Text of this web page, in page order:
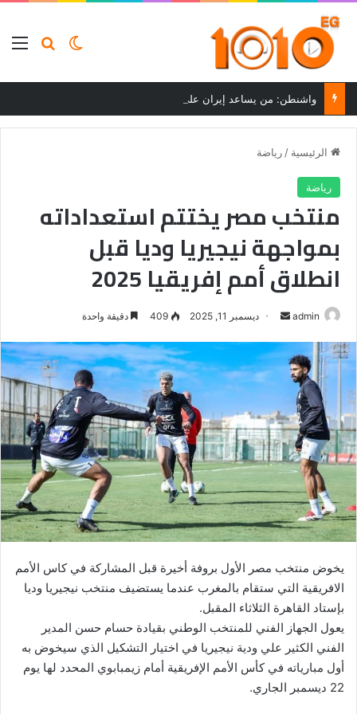
بحثالوضع
واشنطن: من يساعد إيران على تجاوز العقوبات سيواجه عواقب
الرئيسية / رياضة
رياضة
منتخب مصر يختتم استعداداته
بمواجهة نيجيريا وديا قبل
انطلاق أمم إفريقيا 2025
admin
أرسل
إلكترونيا
ديسمبر 11, 2025 409 دقيقة واحدة
يخوض منتخب مصر الأول بروفة أخيرة قبل المشاركة في كاس الأمم
الافريقية التي ستقام بالمغرب عندما يستضيف منتخب نيجيريا وديا
بإستاد القاهرة الثلاثاء المقبل.
يعول الجهاز الفني للمنتخب الوطني بقيادة حسام حسن المدير
الفني الكثير علي ودية نيجيريا في اختيار التشكيل الذي سيخوض به
أول مبارياته في كأس الأمم الإفريقية أمام زيمبابوي المحدد لها يوم
22 ديسمبر الجاري.